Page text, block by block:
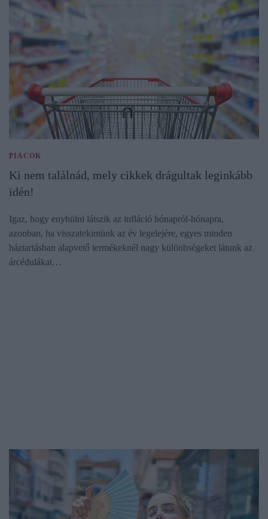
PIACOK
Ki nem találnád, mely cikkek drágultak leginkább
idén!
Igaz, hogy enyhülni látszik az infláció hónapról-hónapra,
azonban, ha visszatekintünk az év legelejére, egyes minden
háztartásban alapvető termékeknél nagy különbségeket látunk az
árcédulákat…